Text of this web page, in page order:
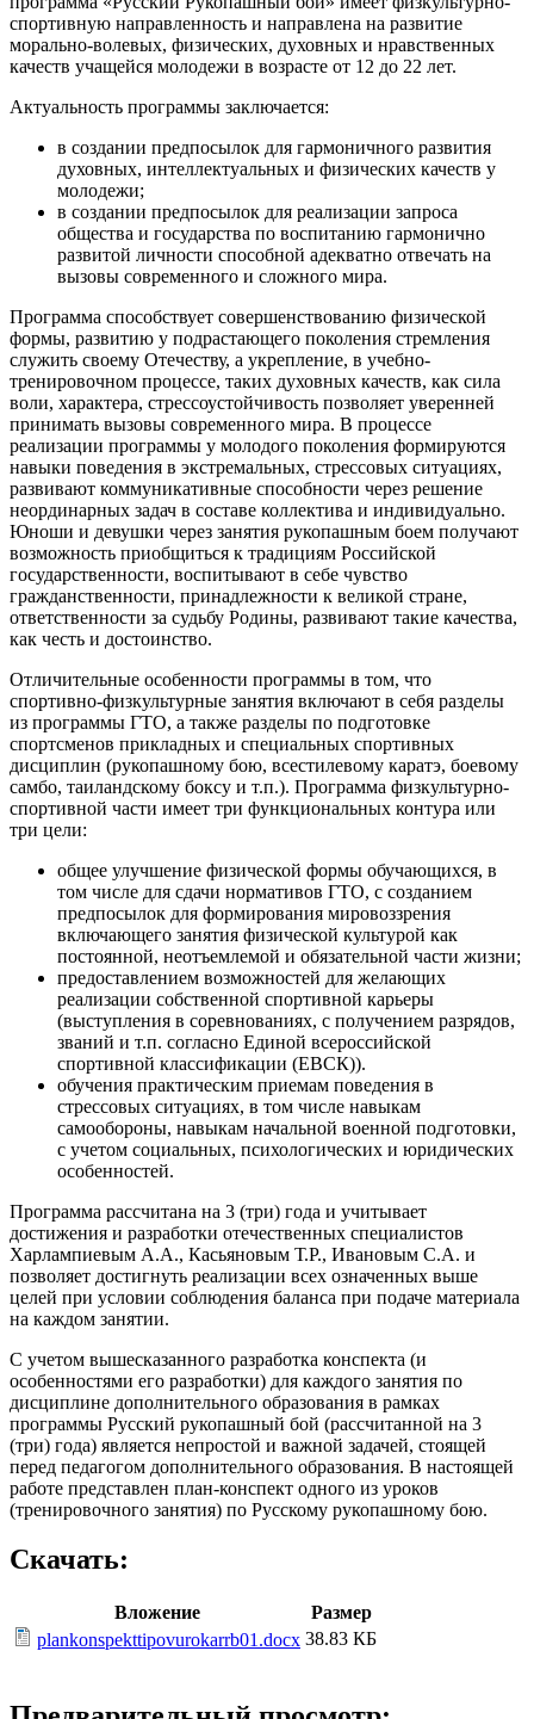
спортивную направленность и направлена на развитие
морально-волевых, физических, духовных и нравственных
качеств учащейся молодежи в возрасте от 12 до 22 лет.
Актуальность программы заключается:
в создании предпосылок для гармоничного развития
духовных, интеллектуальных и физических качеств у
молодежи;
в создании предпосылок для реализации запроса
общества и государства по воспитанию гармонично
развитой личности способной адекватно отвечать на
вызовы современного и сложного мира.
Программа способствует совершенствованию физической
формы, развитию у подрастающего поколения стремления
служить своему Отечеству, а укрепление, в учебно-
тренировочном процессе, таких духовных качеств, как сила
воли, характера, стрессоустойчивость позволяет уверенней
принимать вызовы современного мира. В процессе
реализации программы у молодого поколения формируются
навыки поведения в экстремальных, стрессовых ситуациях,
развивают коммуникативные способности через решение
неординарных задач в составе коллектива и индивидуально.
Юноши и девушки через занятия рукопашным боем получают
возможность приобщиться к традициям Российской
государственности, воспитывают в себе чувство
гражданственности, принадлежности к великой стране,
ответственности за судьбу Родины, развивают такие качества,
как честь и достоинство.
Отличительные особенности программы в том, что
спортивно-физкультурные занятия включают в себя разделы
из программы ГТО, а также разделы по подготовке
спортсменов прикладных и специальных спортивных
дисциплин (рукопашному бою, всестилевому каратэ, боевому
самбо, таиландскому боксу и т.п.). Программа физкультурно-
спортивной части имеет три функциональных контура или
три цели:
общее улучшение физической формы обучающихся, в
том числе для сдачи нормативов ГТО, с созданием
предпосылок для формирования мировоззрения
включающего занятия физической культурой как
постоянной, неотъемлемой и обязательной части жизни;
предоставлением возможностей для желающих
реализации собственной спортивной карьеры
(выступления в соревнованиях, с получением разрядов,
званий и т.п. согласно Единой всероссийской
спортивной классификации (ЕВСК)).
обучения практическим приемам поведения в
стрессовых ситуациях, в том числе навыкам
самообороны, навыкам начальной военной подготовки,
с учетом социальных, психологических и юридических
особенностей.
Программа рассчитана на 3 (три) года и учитывает
достижения и разработки отечественных специалистов
Харлампиевым А.А., Касьяновым Т.Р., Ивановым С.А. и
позволяет достигнуть реализации всех означенных выше
целей при условии соблюдения баланса при подаче материала
на каждом занятии.
С учетом вышесказанного разработка конспекта (и
особенностями его разработки) для каждого занятия по
дисциплине дополнительного образования в рамках
программы Русский рукопашный бой (рассчитанной на 3
(три) года) является непростой и важной задачей, стоящей
перед педагогом дополнительного образования. В настоящей
работе представлен план-конспект одного из уроков
(тренировочного занятия) по Русскому рукопашному бою.
Скачать:
Вложение
Размер
plankonspekttipovurokarrb01.docx 38.83 КБ